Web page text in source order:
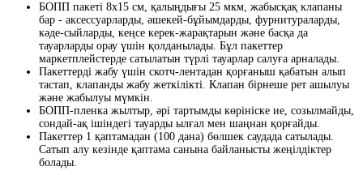
БОПП пакеті 8x15 см, қалыңдығы 25 мкм, жабысқақ клапаны
бар - аксессуарларды, әшекей-бұйымдарды, фурнитураларды,
кәде-сыйларды, кеңсе керек-жарақтарын және басқа да
тауарларды орау үшін қолданылады. Бұл пакеттер
маркетплейстерде сатылатын түрлі тауарлар салуға арналады.
Пакеттерді жабу үшін скотч-лентадан қорғаныш қабатын алып
тастап, клапанды жабу жеткілікті. Клапан бірнеше рет ашылуы
және жабылуы мүмкін.
БОПП-пленка жылтыр, әрі тартымды көрініске ие, созылмайды,
сондай-ақ ішіндегі тауарды ылғал мен шаңнан қорғайды.
Пакеттер 1 қаптамадан (100 дана) бөлшек саудада сатылады.
Сатып алу кезінде қаптама санына байланысты жеңілдіктер
болады.